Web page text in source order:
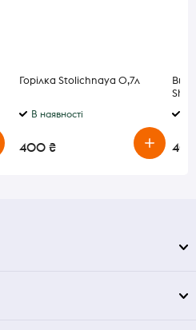
Горілка Stolichnaya 0,7л
В наявності
400 ₴